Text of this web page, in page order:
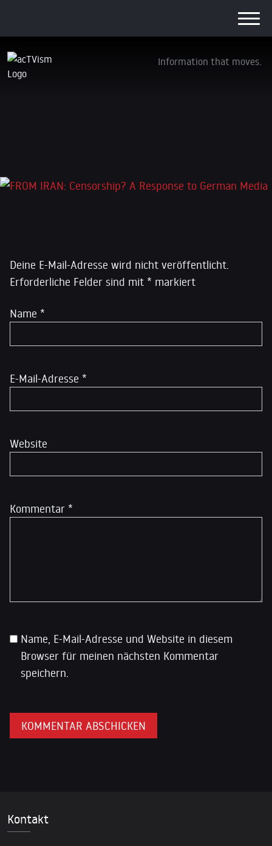
Information that moves.
FROM IRAN: Censorship? A Response to
Deine E-Mail-Adresse wird nicht veröffentlicht.
Erforderliche Felder sind mit * markiert
Kommentar *
Name *
E-Mail-Adresse *
Website
Name, E-Mail-Adresse und Website in diesem
Browser für meinen nächsten Kommentar
speichern.
Kontakt